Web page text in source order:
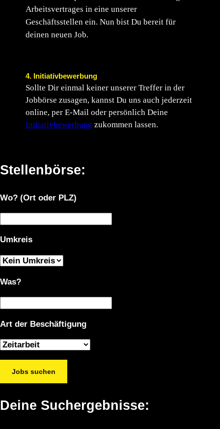
Arbeitsvertrages in eine unserer
Geschäftsstellen ein. Nun bist Du bereit für
deinen neuen Job.
4. Initiativbewerbung
Sollte Dir einmal keiner unserer Treffer in der
Jobbörse zusagen, kannst Du uns auch jederzeit
online, per E-Mail oder persönlich Deine
Initiativbewerbung zukommen lassen.
Stellenbörse:
Wo? (Ort oder PLZ)
Umkreis
Was?
Art der Beschäftigung
Jobs suchen
Deine Suchergebnisse: